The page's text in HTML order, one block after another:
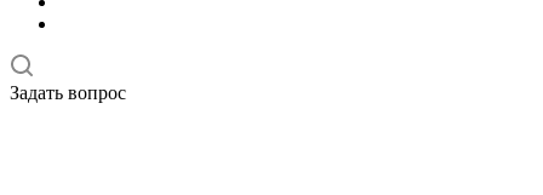
Задать вопрос